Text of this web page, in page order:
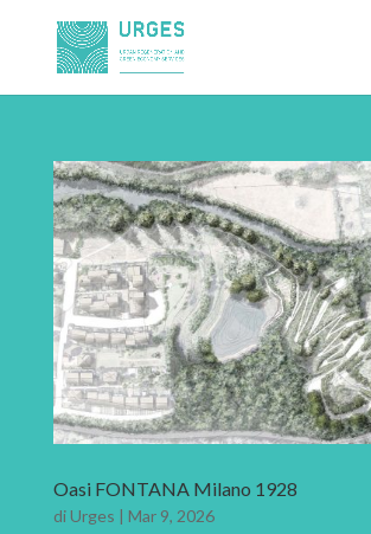
Oasi FONTANA Milano 1928
di Urges | Mar 9, 2026